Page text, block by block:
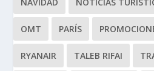
OMT PARÍS
RYANAIR TALEB RIFAI